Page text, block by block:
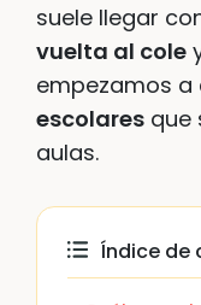
suele llegar
vuelta al cole
empezamos a
escolares que
aulas.
Índice de